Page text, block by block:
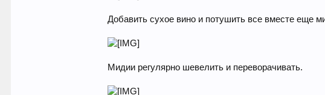
Добавить сухое вино и потушить все вместе еще
Мидии регулярно шевелить и переворачивать.